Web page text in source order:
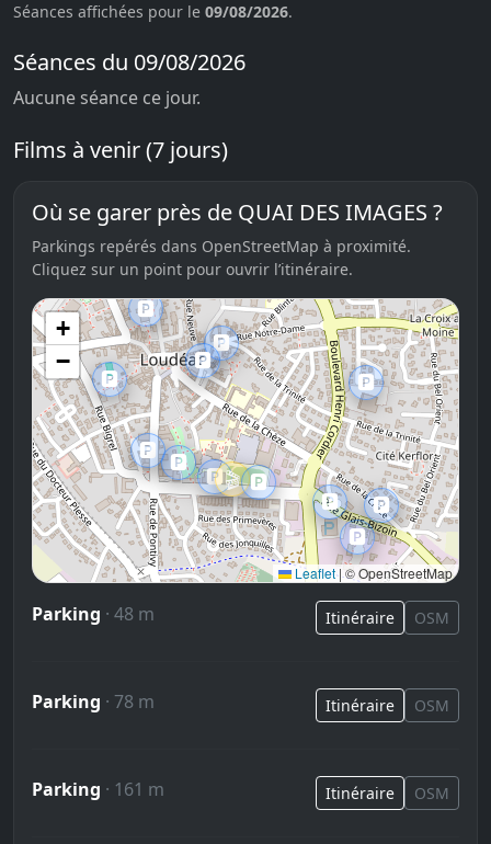
Séances affichées pour le 09/08/2026.
Séances du 09/08/2026
Aucune séance ce jour.
Films à venir (7 jours)
Où se garer près de QUAI DES IMAGES ?
Parkings repérés dans OpenStreetMap à proximité.
Cliquez sur un point pour ouvrir l’itinéraire.
🎬
🅿️ 🅿️
🅿️
🅿️
🅿️
🅿️
🅿️
🅿️
🅿️
🅿️ 🅿️
🅿️
+
−
Leaflet |© OpenStreetMap
Parking · 48 m Itinéraire OSM
Parking · 78 m Itinéraire OSM
Parking · 161 m Itinéraire OSM